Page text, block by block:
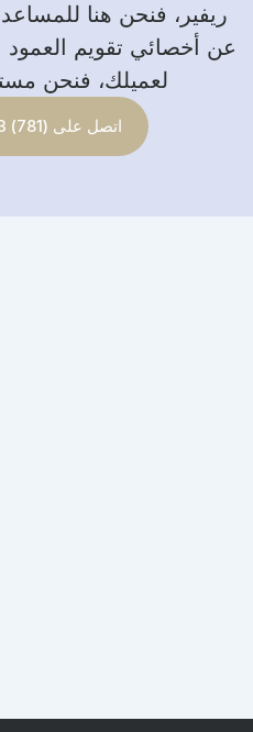
ريفير، فنحن هنا
عن أخصائي تقويم العمود
لعميلك، فنحن
اتصل على (781) 463-0000